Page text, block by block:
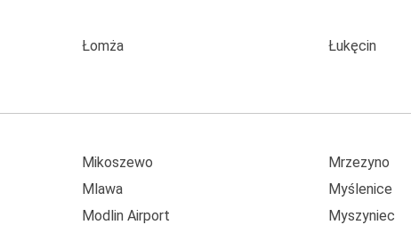
Łomża Łukęcin
Mikoszewo
Mlawa
Modlin Airport
Mrzezyno
Myślenice
Myszyniec